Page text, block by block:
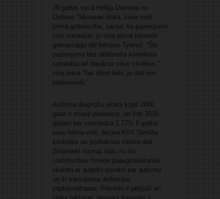
29 gadus vecā Heilija Drenona no
Ostinas Teksasas štatā, kurai norit
pirmā grūtniecība, sacīja, ka paziņojums
viņu satraucis, jo viņa pirmā trimestrī
galvassāpju dēļ lietojusi Tylenol. “Šis
paziņojums bez atbilstoša konteksta
satrauktu arī daudzus citus cilvēkus,”
viņa teica.”Tas šķiet lieki, jo dati nav
pārliecinoši.”
Autisma diagnožu skaits kopš 2000.
gada ir strauji pieaudzis, un līdz 2020.
gadam tas sasniedza 2,77% 8 gadus
vecu bērnu vidū, liecina ASV Slimību
kontroles un profilakses centra dati.
Zinātnieki vismaz daļu no šīs
saslimstības līmeņa paaugstināšanās
skaidro ar augošo izpratni par autismu
un šī traucējuma definīcijas
paplašināšanos. Pētnieki ir pētījuši arī